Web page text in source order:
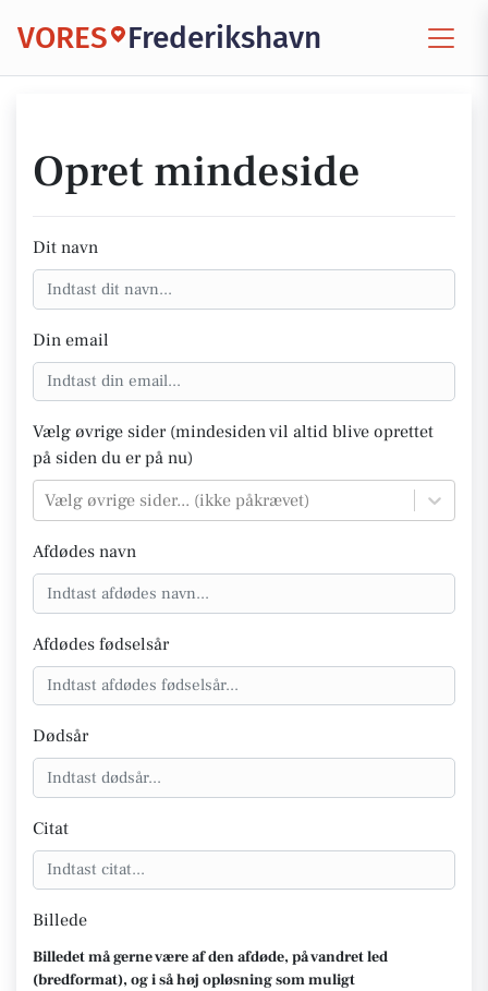
VORES Frederikshavn
Opret mindeside
Dit navn
Din email
Vælg øvrige sider (mindesiden vil altid blive oprettet
på siden du er på nu)
Vælg øvrige sider... (ikke påkrævet)
Afdødes navn
Afdødes fødselsår
Dødsår
Citat
Billede
Billedet må gerne være af den afdøde, på vandret led
(bredformat), og i så høj opløsning som muligt